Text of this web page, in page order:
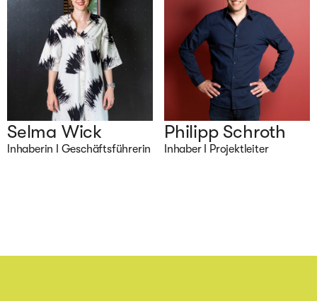
Selma Wick
Inhaberin I Geschäftsführerin
Philipp Schroth
Inhaber I Projektleiter